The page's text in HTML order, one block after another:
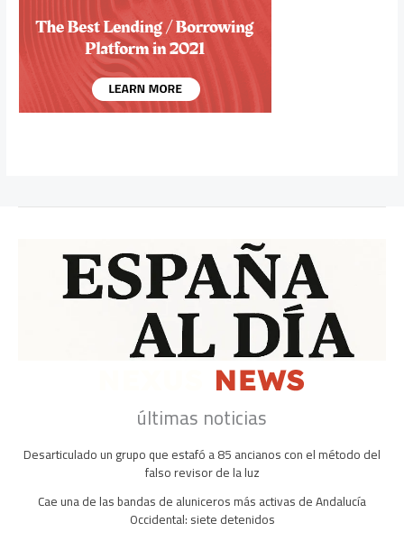
últimas noticias
Desarticulado un grupo que estafó a 85 ancianos con el método del
falso revisor de la luz
Cae una de las bandas de aluniceros más activas de Andalucía
Occidental: siete detenidos